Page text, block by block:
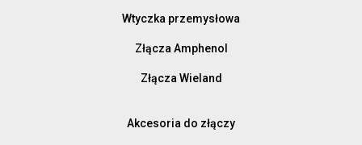
Wtyczka przemysłowa
Złącza Amphenol
Złącza Wieland
Akcesoria do złączy